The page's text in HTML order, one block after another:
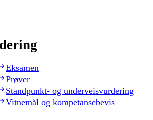
Eksamen
Prøver
Standpunkt- og underveisvurdering
Vitnemål og kompetansebevis